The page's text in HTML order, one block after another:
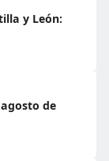
y León:
de